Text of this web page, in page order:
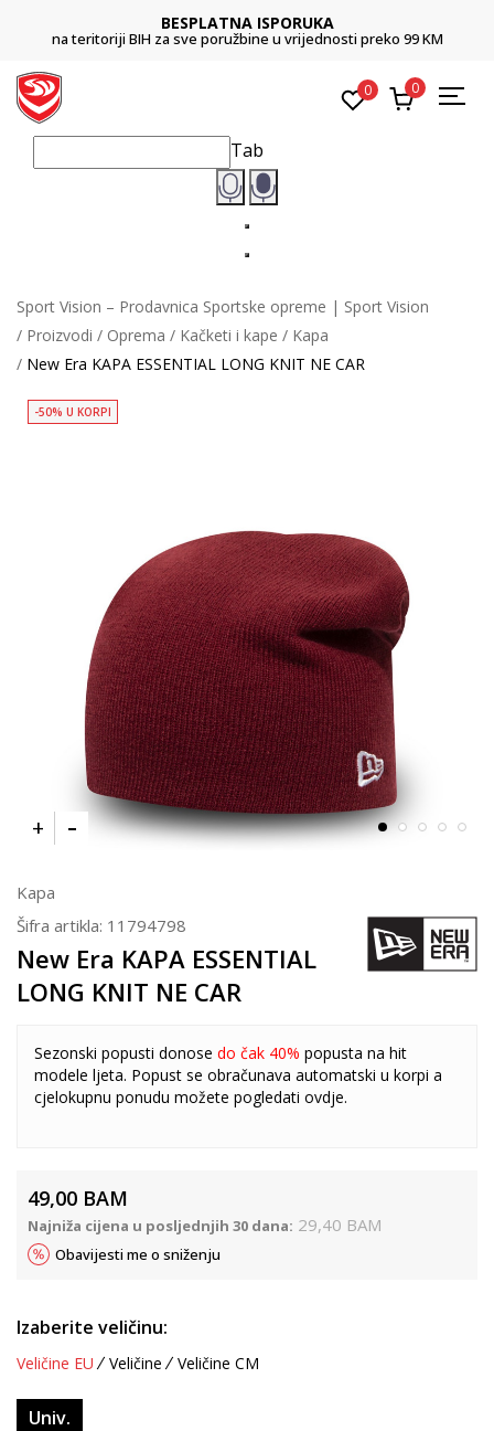
BESPLATNA ISPORUKA
na teritoriji BIH za sve poružbine u vrijednosti preko 99 KM
0 0
Tab
Sport Vision – Prodavnica Sportske opreme | Sport Vision
Proizvodi
Oprema Kačketi i kape
Kapa
New Era KAPA ESSENTIAL LONG KNIT NE CAR
-50% U KORPI
Kapa
Šifra artikla: 11794798
New Era KAPA ESSENTIAL
LONG KNIT NE CAR
Sezonski popusti donose do čak 40% popusta na hit
modele ljeta. Popust se obračunava automatski u korpi a
cjelokupnu ponudu možete pogledati ovdje.
49,00 BAM
Najniža cijena u posljednjih 30 dana: 29,40 BAM
Obavijesti me o sniženju
Izaberite veličinu:
Veličine EU Veličine Veličine CM
Univ.